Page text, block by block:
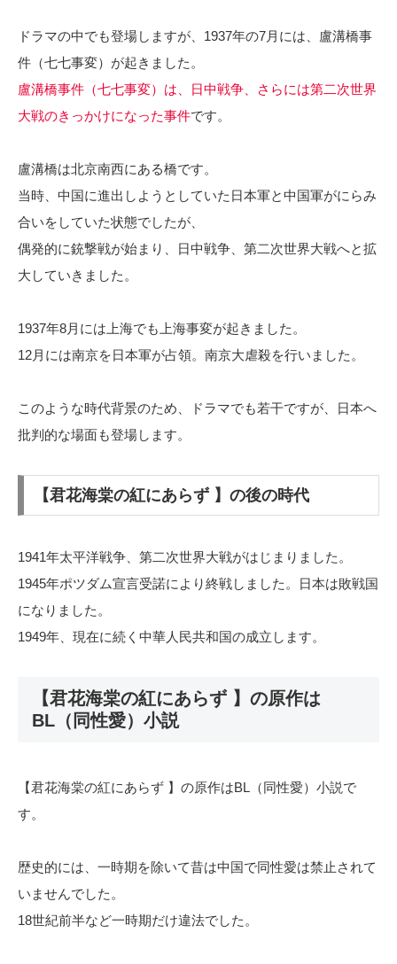
ドラマの中でも登場しますが、1937年の7月には、盧溝橋事
件（七七事変）が起きました。
盧溝橋事件（七七事変）は、日中戦争、さらには第二次世界
大戦のきっかけになった事件です。
盧溝橋は北京南西にある橋です。
当時、中国に進出しようとしていた日本軍と中国軍がにらみ
合いをしていた状態でしたが、
偶発的に銃撃戦が始まり、日中戦争、第二次世界大戦へと拡
大していきました。
1937年8月には上海でも上海事変が起きました。
12月には南京を日本軍が占領。南京大虐殺を行いました。
このような時代背景のため、ドラマでも若干ですが、日本へ
批判的な場面も登場します。
【君花海棠の紅にあらず 】の後の時代
1941年太平洋戦争、第二次世界大戦がはじまりました。
1945年ポツダム宣言受諾により終戦しました。日本は敗戦国
になりました。
1949年、現在に続く中華人民共和国の成立します。
【君花海棠の紅にあらず 】の原作は
BL（同性愛）小説
【君花海棠の紅にあらず 】の原作はBL（同性愛）小説で
す。
歴史的には、一時期を除いて昔は中国で同性愛は禁止されて
いませんでした。
18世紀前半など一時期だけ違法でした。